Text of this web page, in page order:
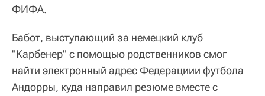
ФИФА.
Бабот, выступающий за немецкий клуб
"Карбенер" с помощью родственников смог
найти электронный адрес Федерациии футбола
Андорры, куда направил резюме вместе с